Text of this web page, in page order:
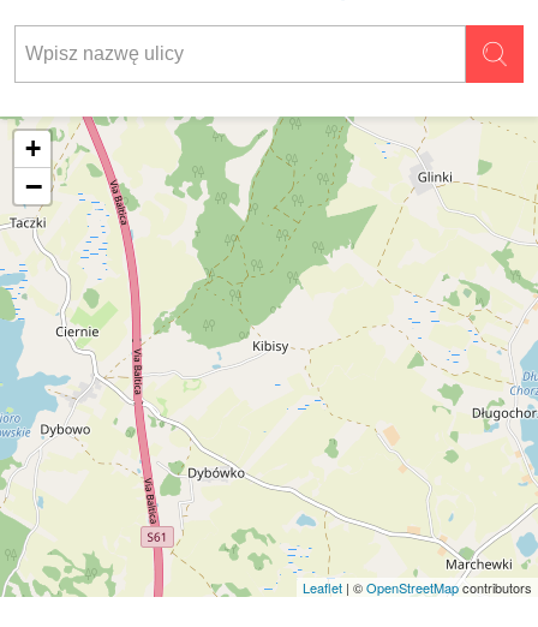
+
−
Leaflet | ©OpenStreetMapcontributors